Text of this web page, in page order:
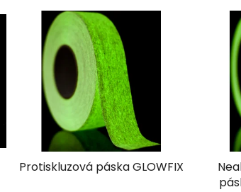
k
t
Protiskluzová páska GLOWFIX